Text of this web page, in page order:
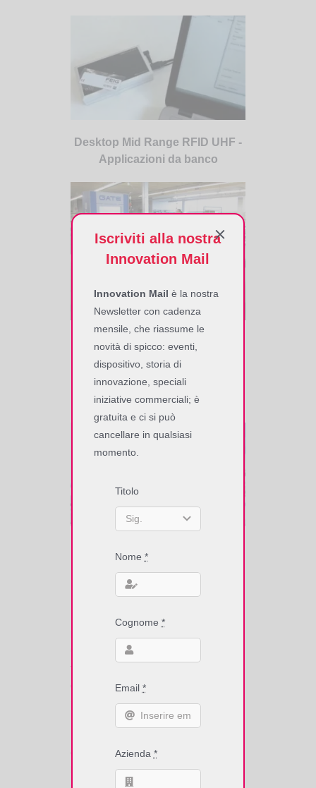
Desktop Mid Range RFID UHF -
Applicazioni da banco
Mid Range RFID UHF -
Avanzamenti di produzione
Totem multi-tecnologico, integra anche
RFID, nel reparto taglio
produzione Kanban
Il dispositivoMRU102in banda RFID
un’ampia varietà di applicazioni sono i
tratti distintivi del nuovo controller,
disponibile anche in
consiste nelle due versioni proposte: in
box, dotata diinterfaccia USB
Iscriviti alla nostra
Innovation Mail
Innovation Mail è la nostra
Newsletter con cadenza
mensile, che riassume le
novità di spicco: eventi,
dispositivo, storia di
innovazione, speciali
iniziative commerciali; è
gratuita e ci si può
cancellare in qualsiasi
momento.
Titolo
Nome *
Cognome *
Email *
Azienda *